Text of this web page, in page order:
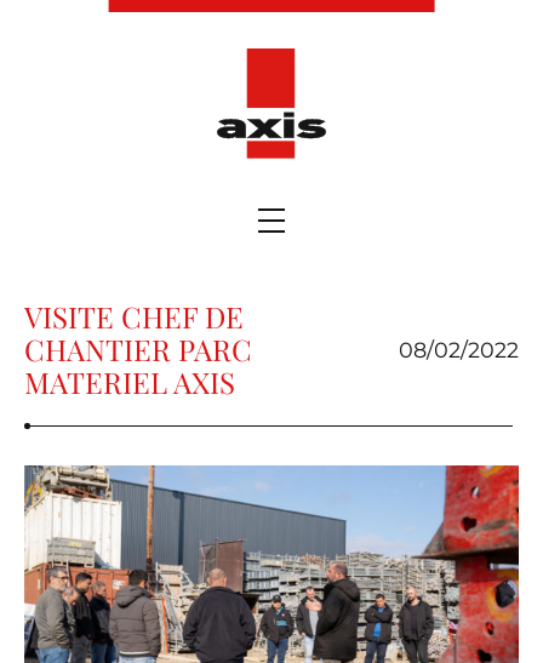
VISITE CHEF DE
CHANTIER PARC
MATERIEL AXIS
08/02/2022